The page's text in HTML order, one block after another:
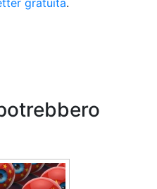
gratuita.